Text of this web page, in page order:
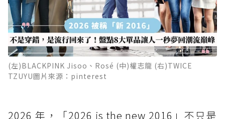
(左)BLACKPINK Jisoo、Rosé (中)權志龍 (右)TWICE
TZUYU圖片來源：pinterest
2026 年，「2026 is the new 2016」不只是